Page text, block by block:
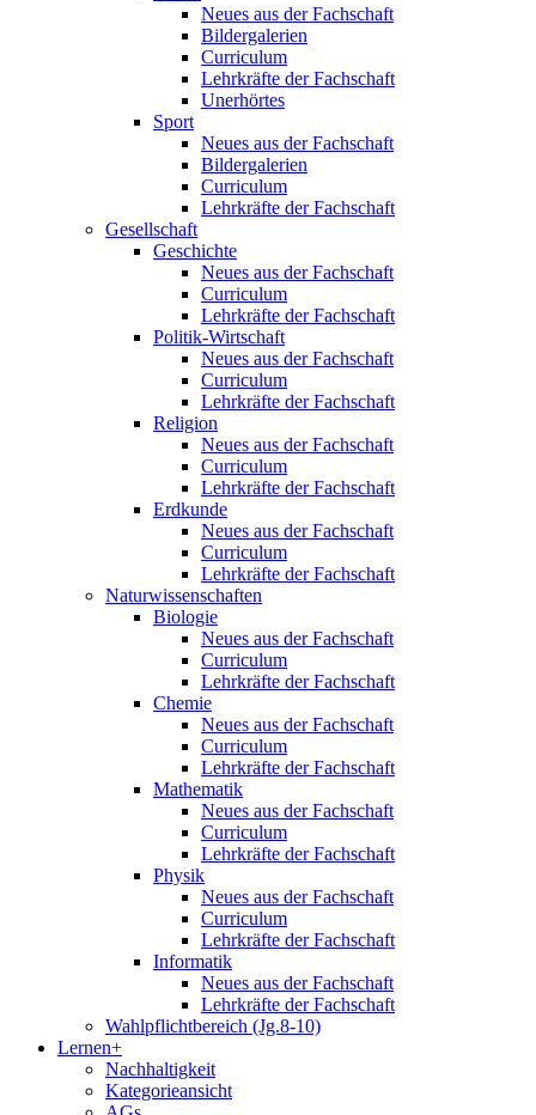
Neues aus der Fachschaft
Bildergalerien
Curriculum
Lehrkräfte der Fachschaft
Unerhörtes
Sport
Neues aus der Fachschaft
Bildergalerien
Curriculum
Lehrkräfte der Fachschaft
Gesellschaft
Geschichte
Neues aus der Fachschaft
Curriculum
Lehrkräfte der Fachschaft
Politik-Wirtschaft
Neues aus der Fachschaft
Curriculum
Lehrkräfte der Fachschaft
Religion
Neues aus der Fachschaft
Curriculum
Lehrkräfte der Fachschaft
Erdkunde
Neues aus der Fachschaft
Curriculum
Lehrkräfte der Fachschaft
Naturwissenschaften
Biologie
Neues aus der Fachschaft
Curriculum
Lehrkräfte der Fachschaft
Chemie
Neues aus der Fachschaft
Curriculum
Lehrkräfte der Fachschaft
Mathematik
Neues aus der Fachschaft
Curriculum
Lehrkräfte der Fachschaft
Physik
Neues aus der Fachschaft
Curriculum
Lehrkräfte der Fachschaft
Informatik
Neues aus der Fachschaft
Lehrkräfte der Fachschaft
Wahlpflichtbereich (Jg.8-10)
Lernen+
Nachhaltigkeit
Kategorieansicht